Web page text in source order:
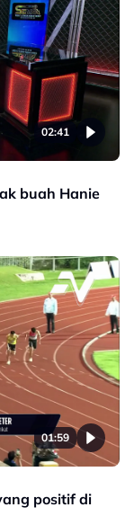
02:41
buah Hanie
01:59
positif di